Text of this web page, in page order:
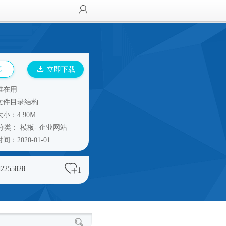
立即下载
在用
件目录结构
小：4.90M
类： 模板- 企业网站
间：2020-01-01
1